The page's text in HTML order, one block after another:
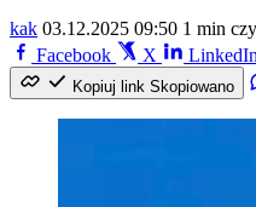
kak 03.12.2025 09:50 1 min
Facebook
X
Kopiuj link Skopiowano